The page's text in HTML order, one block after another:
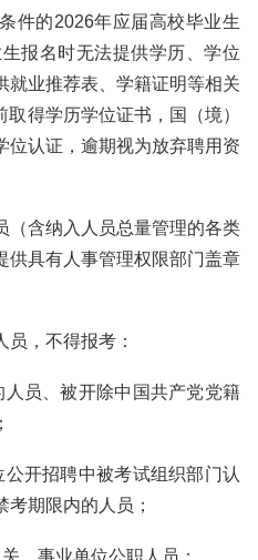
件的2026年应届高校毕业生
报名时无法提供学历、学位
就业推荐表、学籍证明等相关
得学历学位证书，国（境）
位认证，逾期视为放弃聘用资
（含纳入人员总量管理的各类
供具有人事管理权限部门盖章
员，不得报考：
员、被开除中国共产党党籍
开招聘中被考试组织部门认
期限内的人员；
、事业单位公职人员；